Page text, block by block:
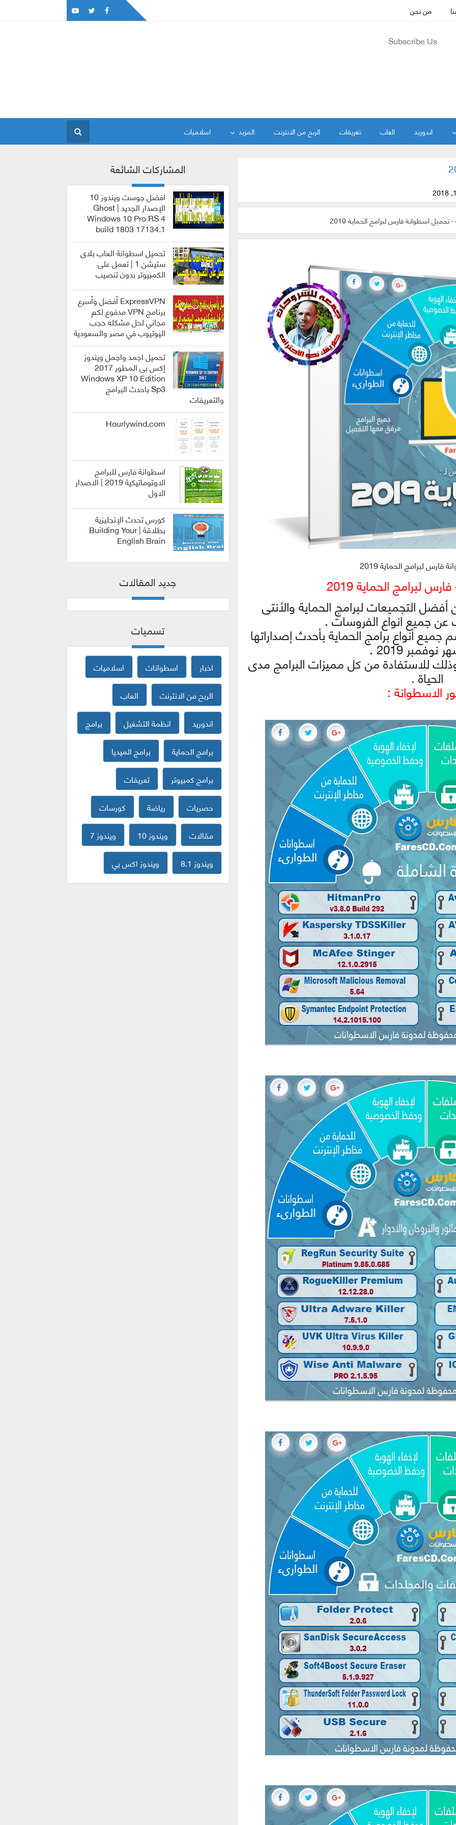
من نحن
Subscribe Us
اندوريد العاب تعريفات الربح من الانترنت المزيد اسلاميات
›تحميل اسطوانة فارس لبرامج الحماية 2019
لبرامج الحماية 2019
لبرامج الحماية 2019
التجميعات لبرامج الحماية والأنتى
جميع انواع الفروسات .
أنواع برامج الحماية بأحدث إصداراتها
2019 .
للاستفادة من كل مميزات البرامج مدى
الحياة .
الاسطوانة :
المشاركات الشائعة
انظمة
التشغيل
افضل جوست ويندوز 10
الإصدار الجديد | Ghost
Windows 10 Pro RS 4
build 1803 17134.1
العاب
تحميل اسطوانة العاب بلاى
ستيشن 1 | تعمل على
الكمبيوتر بدون تنصيب
برامج
ExpressVPN أفضل وأسرع
برنامج VPN مدفوع لكم
مجاني لحل مشكله حجب
اليوتيوب في مصر والسعودية
انظمة
التشغيل
تحميل اجمد واجمل ويندوز
إكس بى المطور 2017
Windows XP 10 Edition
Sp3 باحدث البرامج
والتعريفات
Hourlywind.com
الربح من
الانترنت
اسطوانة فارس للبرامج
الاوتوماتيكية 2019 | الاصدار
الاول
كورسات
كورس تحدث الإنجليزية
بطلاقة | Building Your
English Brain
جديد المقالات
تسميات
اخبار اسطوانات
اسلاميات
الربح من الانترنت
العاب
اندوريد
انظمة التشغيل
برامج
برامج الحماية
برامج الميديا
برامج كمبيوتر
تعريفات
حصريات
رياضة
كورسات
مقالات
ويندوز 10
ويندوز 7
ويندوز 8.1
ويندوز اكس بي